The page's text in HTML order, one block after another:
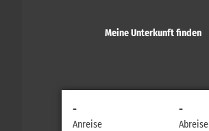
Meine Unterkunft finden
Anreise
-
Abreise
-